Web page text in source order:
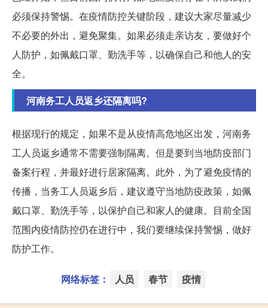
必须保持警惕。在疫情防控关键阶段，建议大家尽量减少
不必要的外出，避免聚集。如果必须走亲访友，要做好个
人防护，如佩戴口罩、勤洗手等，以确保自己和他人的安
全。
河南务工人员返乡还隔离吗?
根据现行的规定，如果不是从疫情高危地区出发，河南务
工人员返乡通常不需要强制隔离。但是要到当地防疫部门
备案行程，并最好进行居家隔离。此外，为了避免疫情的
传播，当务工人员返乡后，建议遵守当地防疫政策，如佩
戴口罩、勤洗手等，以保护自己和家人的健康。目前全国
范围内疫情防控仍在进行中，我们要继续保持警惕，做好
防护工作。
网络标签： 人员 春节 疫情